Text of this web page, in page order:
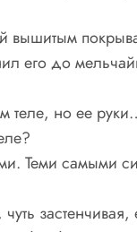
его до
теле, но ее
Теми самыми